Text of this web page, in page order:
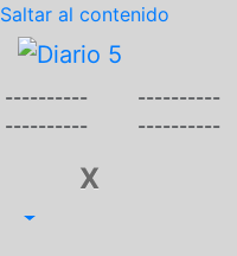
Saltar al contenido
----------
----------
----------
----------
X